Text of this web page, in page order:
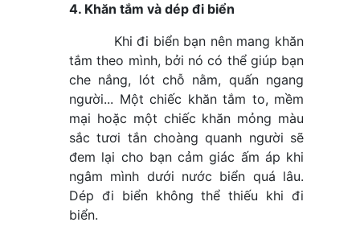
4. Khăn tắm và dép đi biển
Khi đi biển bạn nên mang khăn
tắm theo mình, bởi nó có thể giúp bạn
che nắng, lót chỗ nằm, quấn ngang
người... Một chiếc khăn tắm to, mềm
mại hoặc một chiếc khăn mỏng màu
sắc tươi tắn choàng quanh người sẽ
đem lại cho bạn cảm giác ấm áp khi
ngâm mình dưới nước biển quá lâu.
Dép đi biển không thể thiếu khi đi
biển.